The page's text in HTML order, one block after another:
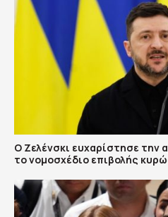
Ο Ζελένσκι ευχαρίστησε την
το νομοσχέδιο επιβολής